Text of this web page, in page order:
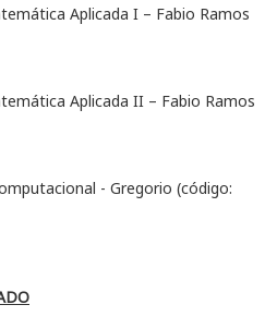
Aplicada I – Fabio Ramos
Aplicada II – Fabio Ramos
- Gregorio (código: